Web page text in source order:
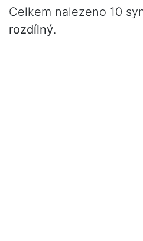
Celkem nalezeno 10
rozdílný.